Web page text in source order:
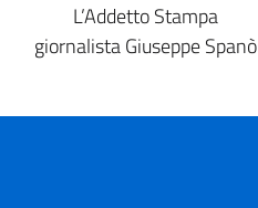
L’Addetto Stampa
giornalista Giuseppe Spanò